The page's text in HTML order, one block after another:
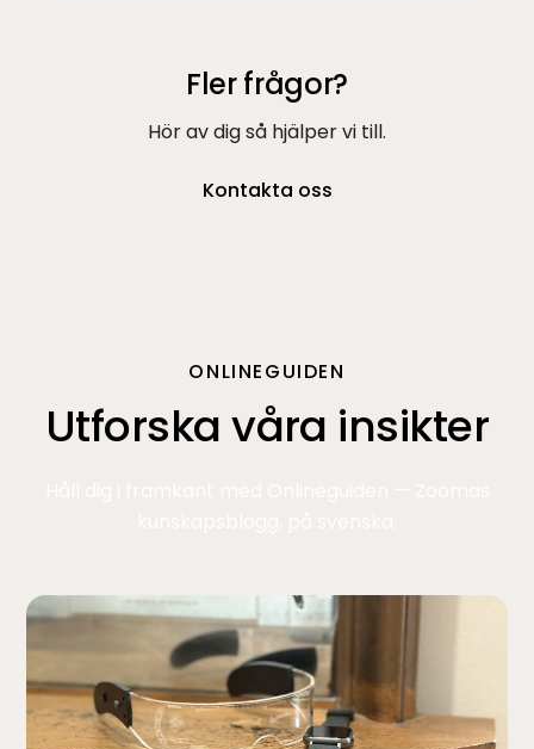
Fler frågor?
Hör av dig så hjälper vi till.
Kontakta oss
ONLINEGUIDEN
Utforska våra insikter